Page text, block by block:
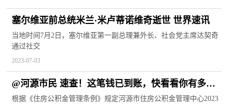
塞尔维亚前总统米兰·米卢蒂诺维奇逝世 世界速讯
当地时间7月2日，塞尔维亚第一副总理兼外长、社会党主席达契奇
通过社交
2023-07-03
@河源市民 速查！这笔钱已到账，快看看你有多
少？ 世界信息
根据《住房公积金管理条例》规定河源市住房公积金管理中心2023